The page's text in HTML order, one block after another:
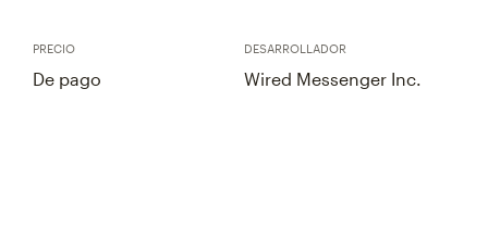
PRECIO
De pago
DESARROLLADOR
Wired Messenger Inc.